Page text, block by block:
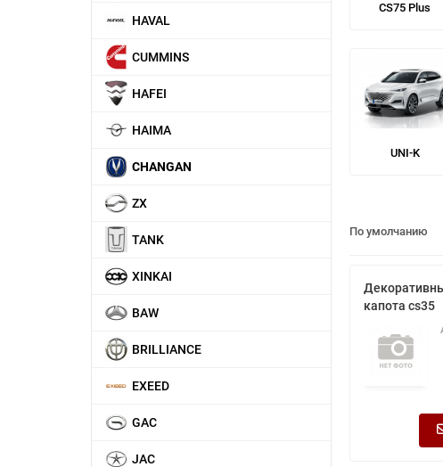
HAVAL
CUMMINS
HAFEI
HAIMA
CHANGAN
ZX
TANK
XINKAI
BAW
BRILLIANCE
EXEED
GAC
JAC
CS75 Plus
UNI-K
По умолчанию
капота cs35